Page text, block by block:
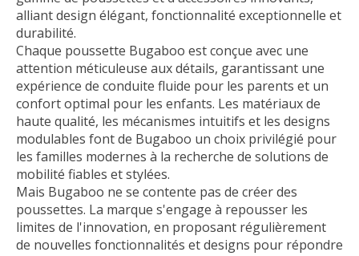
alliant design élégant, fonctionnalité exceptionnelle et
durabilité.
Chaque poussette Bugaboo est conçue avec une
attention méticuleuse aux détails, garantissant une
expérience de conduite fluide pour les parents et un
confort optimal pour les enfants. Les matériaux de
haute qualité, les mécanismes intuitifs et les designs
modulables font de Bugaboo un choix privilégié pour
les familles modernes à la recherche de solutions de
mobilité fiables et stylées.
Mais Bugaboo ne se contente pas de créer des
poussettes. La marque s'engage à repousser les
limites de l'innovation, en proposant régulièrement
de nouvelles fonctionnalités et designs pour répondre